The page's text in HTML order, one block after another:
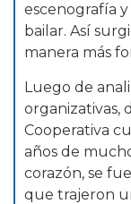
escenografía
bailar. Así
manera más
Luego de
organizativas,
Cooperativa
años de
corazón, se
que trajeron